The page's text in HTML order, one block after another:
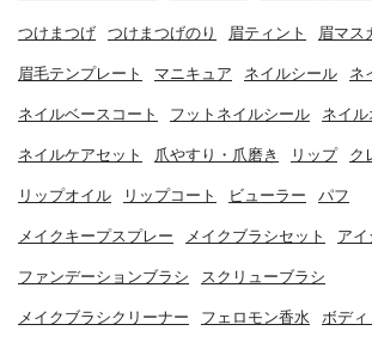
つけまつげ つけまつげのり 眉ティント 眉マス
眉毛テンプレート マニキュア ネイルシール ネ
ネイルベースコート フットネイルシール ネイ
ネイルケアセット 爪やすり・爪磨き リップ ク
リップオイル リップコート ビューラー パフ
メイクキープスプレー メイクブラシセット ア
ファンデーションブラシ スクリューブラシ
メイクブラシクリーナー フェロモン香水 ボディ